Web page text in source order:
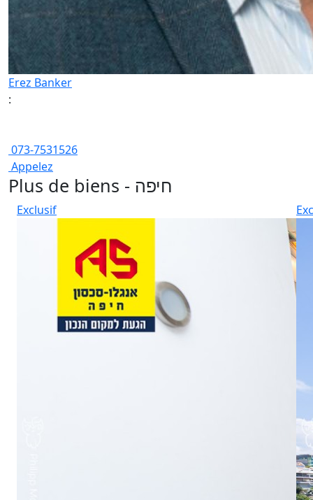
Erez Banker
:
073-7531526
Appelez
Plus de biens - חיפה
Exclusif